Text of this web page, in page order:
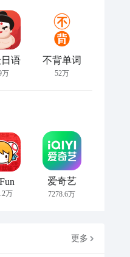
语
万
不背单词
52万
万
爱奇艺
7278.6万
更多